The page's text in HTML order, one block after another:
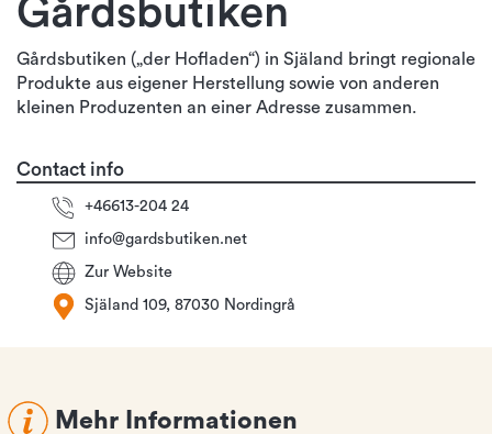
Gårdsbutiken
Gårdsbutiken („der Hofladen“) in Själand bringt regionale
Produkte aus eigener Herstellung sowie von anderen
kleinen Produzenten an einer Adresse zusammen.
Contact info
+46613-204 24
info@gardsbutiken.net
Zur Website
Själand 109, 87030 Nordingrå
Mehr Informationen